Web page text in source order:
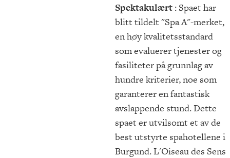
Spektakulært : Spaet har
blitt tildelt "Spa A"-merket,
en høy kvalitetsstandard
som evaluerer tjenester og
fasiliteter på grunnlag av
hundre kriterier, noe som
garanterer en fantastisk
avslappende stund. Dette
spaet er utvilsomt et av de
best utstyrte spahotellene i
Burgund. L'Oiseau des Sens